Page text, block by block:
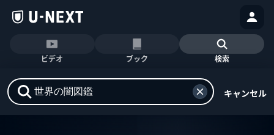
ビデオ ブック 検索
キャンセル